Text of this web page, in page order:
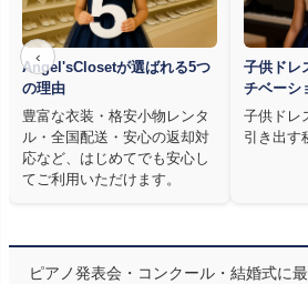
‹
Angel'sClosetが選ばれる5つ
の理由
豊富な衣装・格安小物レンタ
ル・全国配送・安心の返却対
応など、はじめてでも安心し
てご利用いただけます。
子供ドレ
チベーシ
子供ドレ
引き出す
ピアノ発表会・コンクール・結婚式に